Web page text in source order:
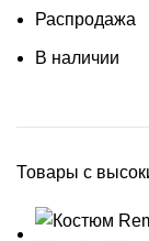
Распродажа
В наличии
Товары с